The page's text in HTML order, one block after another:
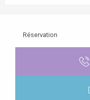
Réservation